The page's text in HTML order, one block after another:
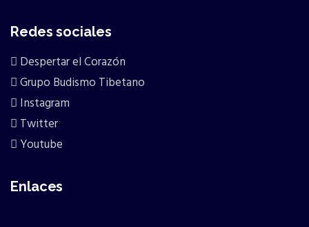
Redes sociales
Despertar el Corazón
Grupo Budismo Tibetano
Instagram
Twitter
Youtube
Enlaces